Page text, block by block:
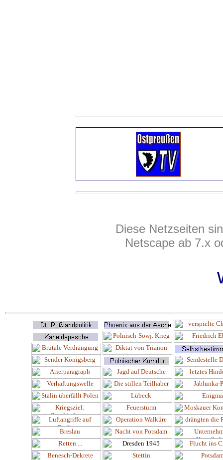
Diese Netzseiten
Netscape ab 7.x